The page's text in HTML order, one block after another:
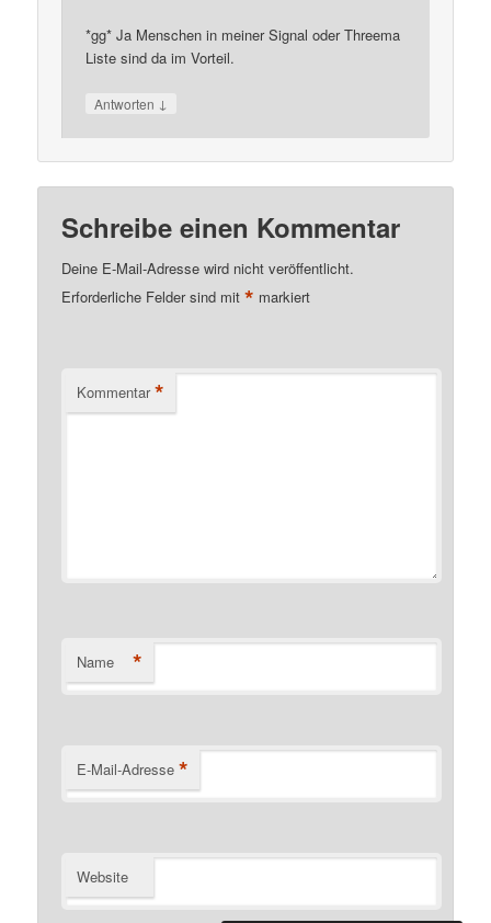
*gg* Ja Menschen in meiner Signal oder Threema
Liste sind da im Vorteil.
Antworten ↓
Schreibe einen Kommentar
Deine E-Mail-Adresse wird nicht veröffentlicht.
Erforderliche Felder sind mit* markiert
Kommentar *
Name *
E-Mail-Adresse *
Website